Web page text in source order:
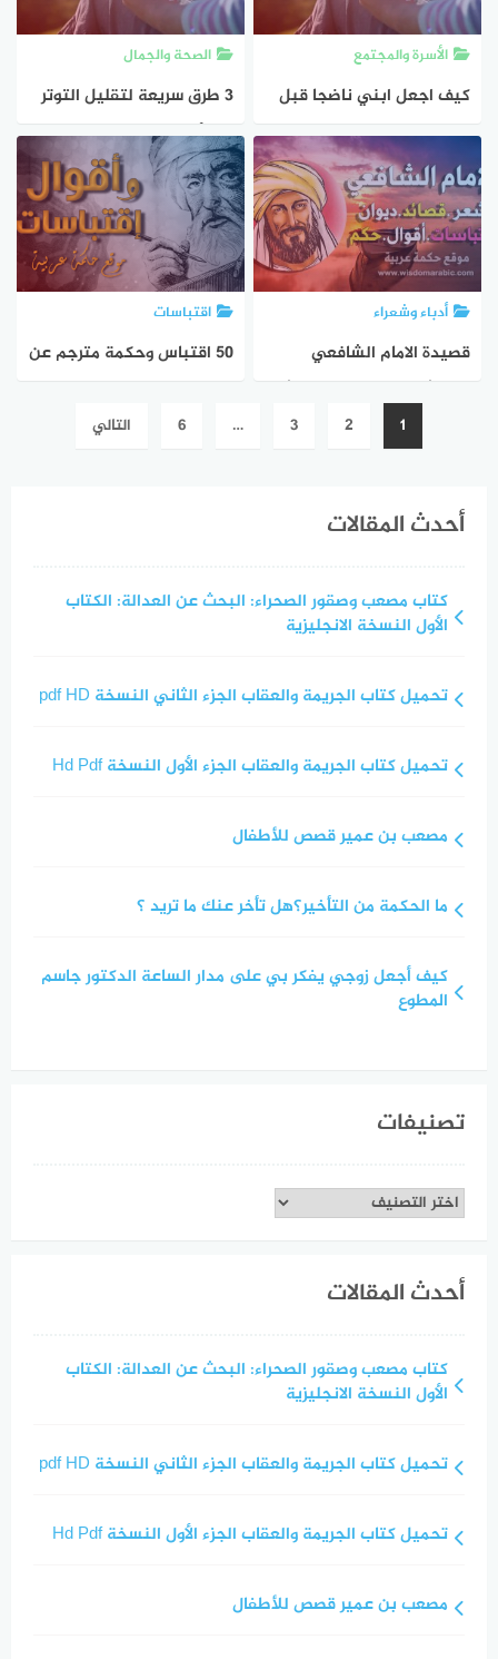
الأسرة والمجتمع
كيف اجعل ابني ناضجا قبل
البلوغ ؟
الصحة والجمال
3 طرق سريعة لتقليل التوتر
في أقل من 3 دقائق
أدباء وشعراء
قصيدة الامام الشافعي
اقتباسات
50 اقتباس وحكمة مترجم عن
صفحات
1
2
3
…
6 التالي
أحدث المقالات
كتاب مصعب وصقور الصحراء: البحث عن العدالة: الكتاب
الأول النسخة الانجليزية
تحميل كتاب الجريمة والعقاب الجزء الثاني النسخة pdf HD
تحميل كتاب الجريمة والعقاب الجزء الأول النسخة Hd Pdf
مصعب بن عمير قصص للأطفال
ما الحكمة من التأخير؟هل تأخر عنك ما تريد ؟
كيف أجعل زوجي يفكر بي على مدار الساعة الدكتور جاسم
المطوع
تصنيفات
تصنيفات
أحدث المقالات
كتاب مصعب وصقور الصحراء: البحث عن العدالة: الكتاب
الأول النسخة الانجليزية
تحميل كتاب الجريمة والعقاب الجزء الثاني النسخة pdf HD
تحميل كتاب الجريمة والعقاب الجزء الأول النسخة Hd Pdf
مصعب بن عمير قصص للأطفال